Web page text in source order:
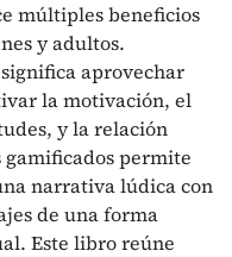
múltiples beneficios
y adultos.
aprovechar
la motivación, el
y la relación
gamificados permite
narrativa lúdica con
de una forma
Este libro reúne